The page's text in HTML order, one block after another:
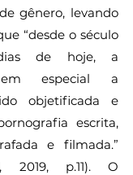
gênero, levando
“desde o século
de hoje, a
em especial a
objetificada e
escrita,
e filmada.”
2019, p.11). O